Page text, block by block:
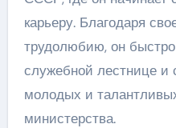
карьеру. Благодаря
трудолюбию, он быстро
служебной лестнице и
молодых и
министерства.